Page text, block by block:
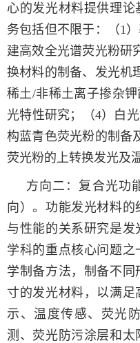
心的发光材料提供理
务包括但不限于：（1
建高效全光谱荧光粉研
换材料的制备、发光机
稀土/非稀土离子掺杂
光特性研究；（4）白
构蓝青色荧光粉的制备
荧光粉的上转换发光及
方向二：复合光功
向）。 功能发光材料的
与性能的关系研究是
学科的重点核心问题
学制备方法，制备不
寸的发光材料，以满
示、 温度传感、荧光
测 、荧光防污涂层和太